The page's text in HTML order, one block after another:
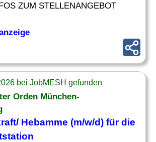
ZUM STELLENANGEBOT
bei JobMESH gefunden
Orden München-
Hebamme (m/w/d) für die